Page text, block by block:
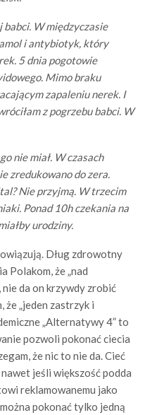
babci. W międzyczasie
i antybiotyk, który
5 dnia pogotowie
Mimo braku
zapaleniu nerek. I
z pogrzebu babci. W
nie miał. W czasach
zredukowano do zera.
Nie przyjmą. W trzecim
Ponad 10h czekania na
urodziny.
Dług zdrowotny
Polakom, że „nad
da on krzywdy zrobić
że „jeden zastrzyk i
„Alternatywy 4” to
pozwoli pokonać ciecia
że nic to nie da. Cieć
jeśli większość podda
reklamowanemu jako
pokonać tylko jedną